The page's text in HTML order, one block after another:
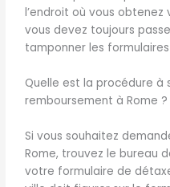
l’endroit où vous
vous devez toujours
tamponner les formulaires
Quelle est la procédure à
remboursement à Rome ?
Si vous souhaitez
Rome, trouvez le bureau
votre formulaire de